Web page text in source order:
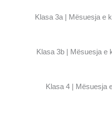
Klasa 3a | Mësuesja e
Klasa 3b | Mësuesja e
Klasa 4 | Mësuesja